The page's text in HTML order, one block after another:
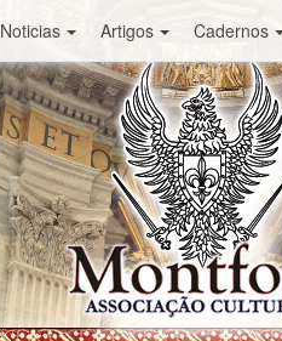
Noticias Artigos Cadernos